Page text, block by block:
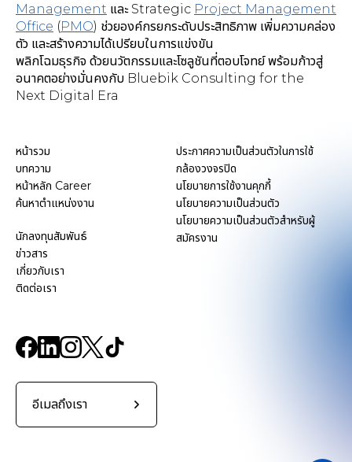
Management และ Strategic Project Management
Office (PMO) ช่วยองค์กรยกระดับประสิทธิภาพ เพิ่มความคล่อง
ตัว และสร้างความได้เปรียบในการแข่งขัน
พลิกโฉมธุรกิจ ด้วยนวัตกรรมและโซลูชันที่ตอบโจทย์ พร้อมก้าวสู่
อนาคตอย่างมั่นคงกับ Bluebik Consulting for the
Next Digital Era
หน้ารวม
บทความ
หน้าหลัก Career
ค้นหาตำแหน่งงาน
นักลงทุนสัมพันธ์
ข่าวสาร
เกี่ยวกับเรา
ติดต่อเรา
ประกาศความเป็นส่วนตัวในการใช้
กล้องวงจรปิด
นโยบายการใช้งานคุกกี้
นโยบายความเป็นส่วนตัว
นโยบายความเป็นส่วนตัวสำหรับผู้
สมัครงาน
อีเมลถึงเรา